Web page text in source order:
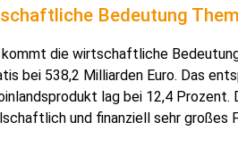
Bedeutung
kommt die wirtschaftliche
bei 538,2 Milliarden Euro. Das
lag bei 12,4 Prozent.
und finanziell sehr großes